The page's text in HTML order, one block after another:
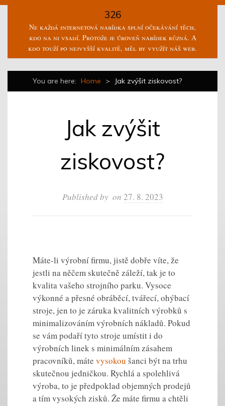
326
Ne každá internetová nabídka splní očekávání těch,
kdo na ni vsadí. Protože je úroveň nabídek různá. A
kdo touží po nejvyšší kvalitě, měl by využít náš web.
You are here: Home > Jak zvýšit ziskovost?
Jak zvýšit
ziskovost?
Published by on 27. 8. 2023
Máte-li výrobní firmu, jistě dobře víte, že
jestli na něčem skutečně záleží, tak je to
kvalita vašeho strojního parku. Vysoce
výkonné a přesné obráběcí, tvářecí, ohýbací
stroje, jen to je záruka kvalitních výrobků s
minimalizováním výrobních nákladů. Pokud
se vám podaří tyto stroje umístit i do
výrobních linek s minimálním zásahem
pracovníků, máte vysokou šanci být na trhu
skutečnou jedničkou. Rychlá a spolehlivá
výroba, to je předpoklad objemných prodejů
a tím vysokých zisků. Že máte firmu a chtěli